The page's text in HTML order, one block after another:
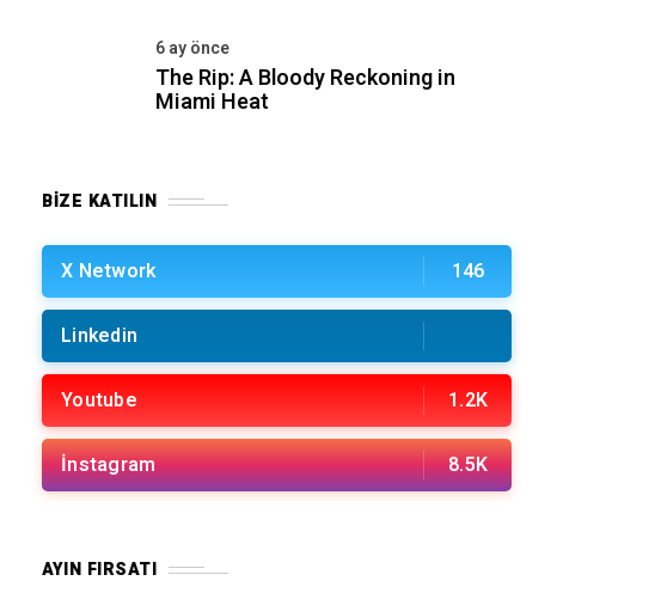
6 ay önce
The Rip: A Bloody Reckoning in
Miami Heat
BIZE KATILIN
X Network 146
Linkedin
Youtube 1.2K
İnstagram 8.5K
AYIN FIRSATI